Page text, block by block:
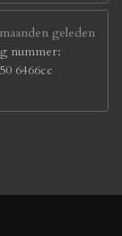
geleden
nummer:
6466cc